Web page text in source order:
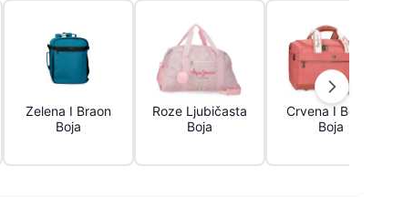
Zelena I Braon
Boja
Roze Ljubičasta
Boja
Crvena I Bordo
Boja